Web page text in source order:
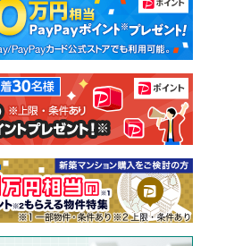
中古一戸建て
土地